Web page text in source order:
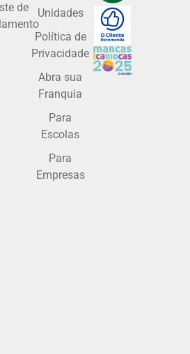
de
Unidades
Política de
Privacidade
Abra sua
Franquia
Para
Escolas
Para
Empresas